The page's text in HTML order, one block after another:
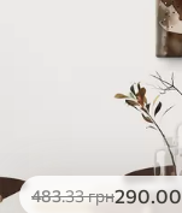
483.33грн290.00